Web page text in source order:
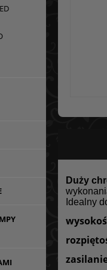
Duży
Idealny